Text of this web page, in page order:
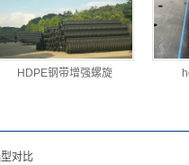
HDPE钢带增强螺旋
对比